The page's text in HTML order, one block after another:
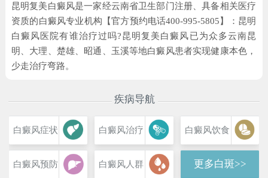
昆明复美白癜风是一家经云南省卫生部门注册、具备相关医疗
资质的白癜风专业机构【官方预约电话400-995-5805】：昆明
白癜风医院有谁治疗过吗?昆明复美白癜风已为众多云南昆
明、大理、楚雄、昭通、玉溪等地白癜风患者实现健康本色，
少走治疗弯路。
疾病导航
白癜风症状 白癜风治疗 白癜风饮食
白癜风预防 白癜风人群 更多白斑>>